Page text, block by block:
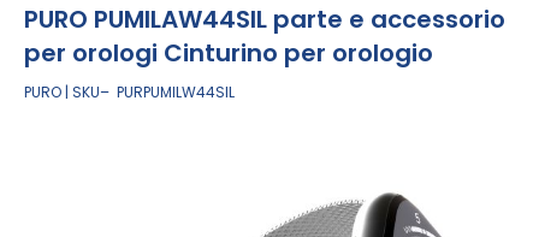
PURO PUMILAW44SIL parte e accessorio
per orologi Cinturino per orologio
PURO SKU PURPUMILW44SIL